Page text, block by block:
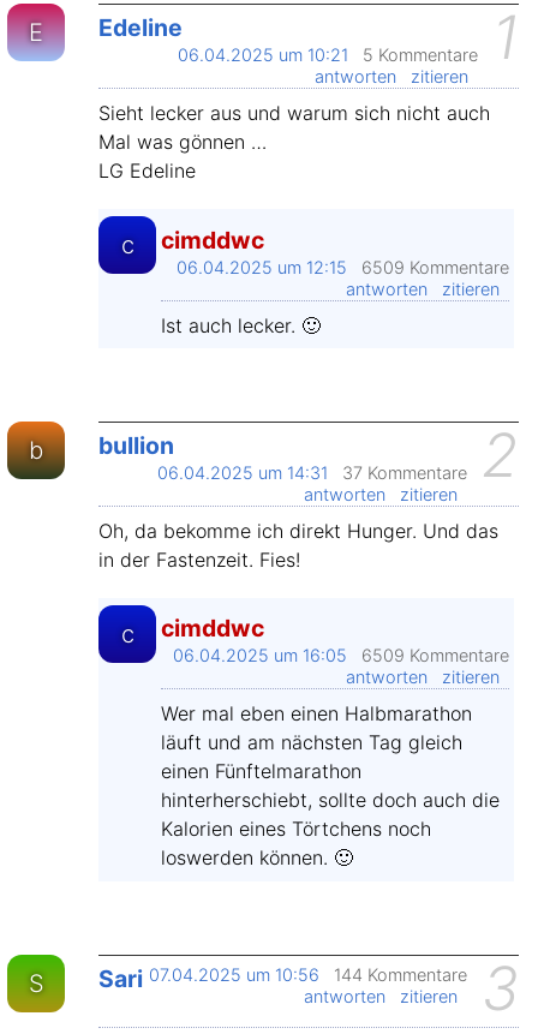
E Edeline 1
06.04.2025 um 10:21
5 Kommentare
antworten
zitieren
Sieht lecker aus und warum sich nicht auch
Mal was gönnen …
LG Edeline
c cimddwc
06.04.2025 um 12:15
6509 Kommentare
antworten
zitieren
Ist auch lecker. 🙂
b bullion 2
06.04.2025 um 14:31
37 Kommentare
antworten
zitieren
Oh, da bekomme ich direkt Hunger. Und das
in der Fastenzeit. Fies!
c cimddwc
06.04.2025 um 16:05
6509 Kommentare
antworten
zitieren
Wer mal eben einen Halbmarathon
läuft und am nächsten Tag gleich
einen Fünftelmarathon
hinterherschiebt, sollte doch auch die
Kalorien eines Törtchens noch
loswerden können. 🙂
S Sari 3
07.04.2025 um 10:56
144 Kommentare
antworten
zitieren